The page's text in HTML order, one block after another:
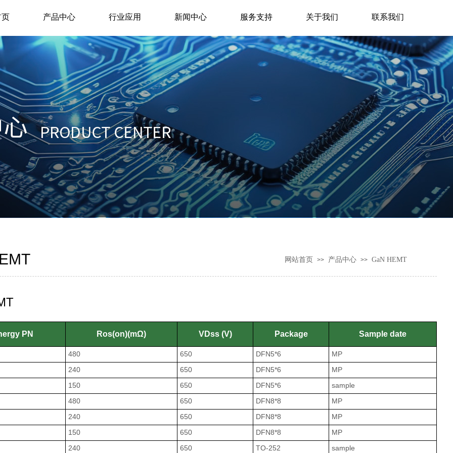
页 产品中心 行业应用 新闻中心 服务支持 关于我们 联系我们
网站首页 >> 产品中心 >> GaN HEMT
PN Ros(on)(mΩ) VDss (V) Package Sample date
480 650 DFN5*6
MP
240
650 DFN5*6
MP
150
650 DFN5*6
sample
480
650 DFN8*8
MP
240
650 DFN8*8
MP
150
650 DFN8*8
MP
240
650 TO-252 sample